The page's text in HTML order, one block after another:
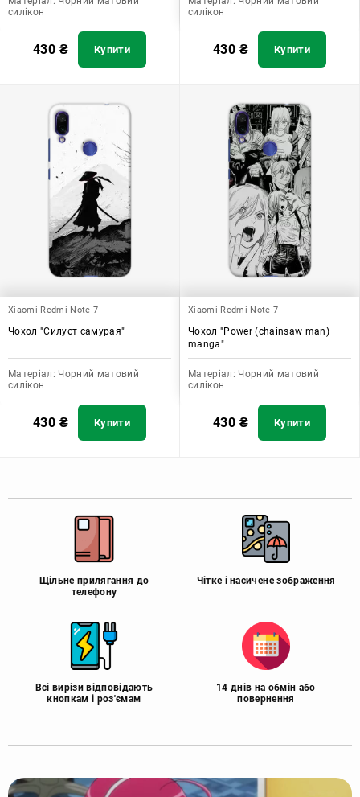
силікон
430 ₴ Купити
силікон
430 ₴ Купити
Xiaomi Redmi Note 7
Чохол "Силуєт самурая"
Матеріал: Чорний матовий
силікон
430 ₴ Купити
Xiaomi Redmi Note 7
Чохол "Power (chainsaw man)
manga"
Матеріал: Чорний матовий
силікон
430 ₴ Купити
Щільне прилягання до
телефону
Чітке і насичене зображення
Всі вирізи відповідають
кнопкам і роз'ємам
14 днів на обмін або
повернення